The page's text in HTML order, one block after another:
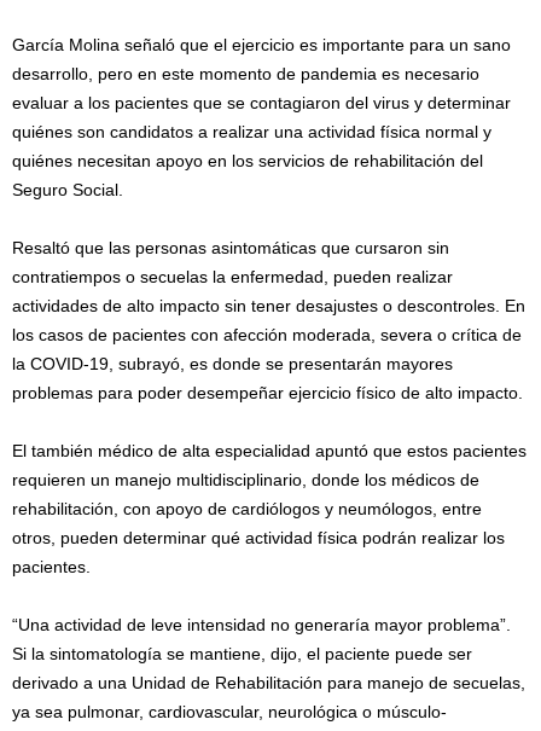
García Molina señaló que el ejercicio es importante para un sano
desarrollo, pero en este momento de pandemia es necesario
evaluar a los pacientes que se contagiaron del virus y determinar
quiénes son candidatos a realizar una actividad física normal y
quiénes necesitan apoyo en los servicios de rehabilitación del
Seguro Social.
Resaltó que las personas asintomáticas que cursaron sin
contratiempos o secuelas la enfermedad, pueden realizar
actividades de alto impacto sin tener desajustes o descontroles. En
los casos de pacientes con afección moderada, severa o crítica de
la COVID-19, subrayó, es donde se presentarán mayores
problemas para poder desempeñar ejercicio físico de alto impacto.
El también médico de alta especialidad apuntó que estos pacientes
requieren un manejo multidisciplinario, donde los médicos de
rehabilitación, con apoyo de cardiólogos y neumólogos, entre
otros, pueden determinar qué actividad física podrán realizar los
pacientes.
“Una actividad de leve intensidad no generaría mayor problema”.
Si la sintomatología se mantiene, dijo, el paciente puede ser
derivado a una Unidad de Rehabilitación para manejo de secuelas,
ya sea pulmonar, cardiovascular, neurológica o músculo-